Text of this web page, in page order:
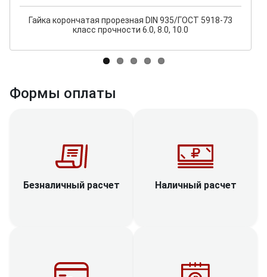
Гайка корончатая прорезная DIN 935/ГОСТ 5918-73
класс прочности 6.0, 8.0, 10.0
Формы оплаты
Безналичный расчет Наличный расчет